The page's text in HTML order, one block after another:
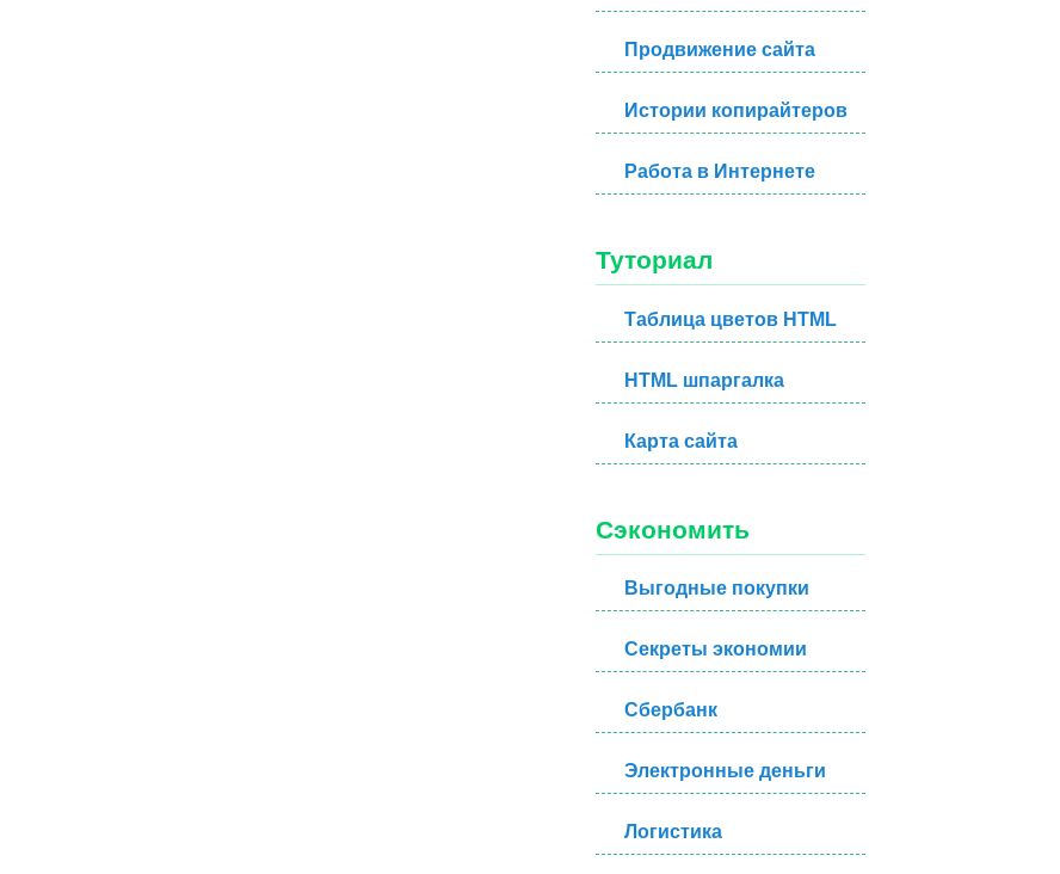
Продвижение сайта
Истории копирайтеров
Работа в Интернете
Туториал
Таблица цветов HTML
HTML шпаргалка
Карта сайта
Сэкономить
Выгодные покупки
Секреты экономии
Сбербанк
Электронные деньги
Логистика